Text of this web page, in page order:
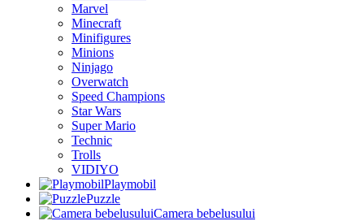
Marvel
Minecraft
Minifigures
Minions
Ninjago
Overwatch
Speed Champions
Star Wars
Super Mario
Technic
Trolls
VIDIYO
Playmobil
Puzzle
Camera bebelusului